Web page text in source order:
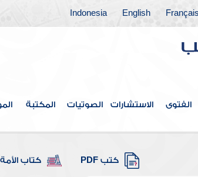
Français
English
Indonesia
الفتوى الاستشارات الصوتيات المكتبة
كتب PDF كتاب الأمة